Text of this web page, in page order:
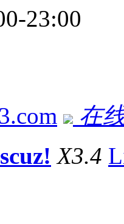
23:00
在
X3.4